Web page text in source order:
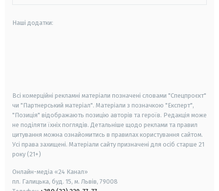
Наші додатки:
Всі комерційні рекламні матеріали позначені словами "Спецпроєкт"
чи "Партнерський матеріал". Матеріали з позначкою "Експерт",
"Позиція" відображають позицію авторів та героїв. Редакція може
не поділяти їхніх поглядів. Детальніше щодо реклами та правил
цитування можна ознайомитись в правилах користування сайтом.
Усі права захищені. Матеріали сайту призначені для осіб старше 21
року (21+)
Онлайн-медіа «24 Канал»
пл. Галицька, буд. 15, м. Львів, 79008